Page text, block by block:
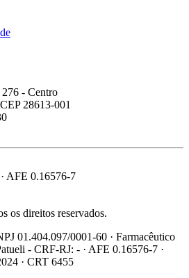
- Centro
28613-001
AFE 0.16576-7
os direitos reservados.
01.404.097/0001-60 · Farmacêutico
- CRF-RJ: - · AFE 0.16576-7 ·
· CRT 6455